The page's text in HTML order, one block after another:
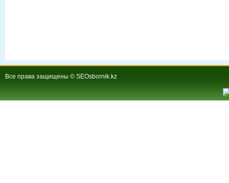
Все права защищены © SEOsbornik.kz